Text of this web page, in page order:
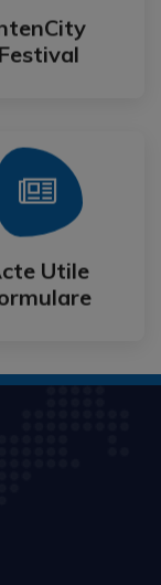
Festival
Festival
Utile
Utile
Mai Mult